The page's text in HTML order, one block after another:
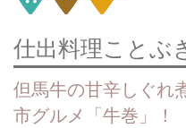
仕出料理ことぶ
但馬牛の甘辛しぐれ
市グルメ「牛巻」！